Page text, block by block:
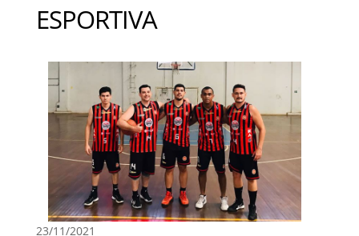
ESPORTIVA
23/11/2021